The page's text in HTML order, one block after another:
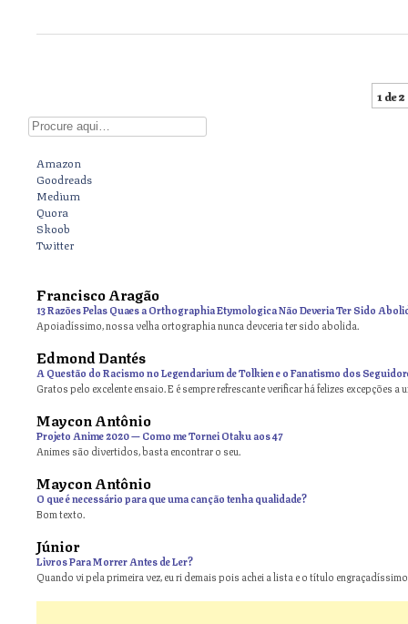
1 de 2
Digite aqui
Amazon
Goodreads
Medium
Quora
Skoob
Twitter
Francisco Aragão
13 Razões Pelas Quaes a Orthographia Etymologica Não Deveria Ter Sido
Apoiadíssimo, nossa velha ortographia nunca devceria ter sido abolida.
Edmond Dantés
A Questão do Racismo no Legendarium de Tolkien e o Fanatismo dos
Gratos pelo excelente ensaio. E é sempre refrescante verificar há felizes excepções a
Maycon Antônio
Projeto Anime 2020 — Como me Tornei Otaku aos 47
Animes são divertidos, basta encontrar o seu.
Maycon Antônio
O que é necessário para que uma canção tenha qualidade?
Bom texto.
Júnior
Livros Para Morrer Antes de Ler?
Quando vi pela primeira vez, eu ri demais pois achei a lista e o título